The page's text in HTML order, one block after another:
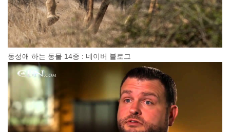
동성애 하는 동물 14종 : 네이버 블로그